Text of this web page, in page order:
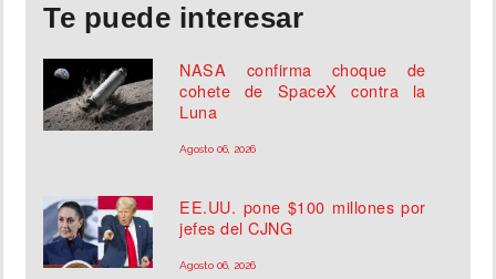
Te puede interesar
NASA confirma choque de
cohete de SpaceX contra la
Luna
Agosto 06, 2026
EE.UU. pone $100 millones por
jefes del CJNG
Agosto 06, 2026